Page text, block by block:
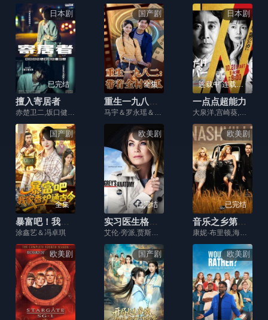
日本剧
已完结
擅入寄居者
赤楚卫二,坂口健太郎,吉川爱,饭丰万理江,佐久间由衣,柳俊太郎,板垣瑞生,田中幸太朗,板尾创路,小西真奈美,松泽匠,三浦诚己,利重刚
国产剧
全集
重生一九八二：带着全村吃瓜
马宇＆罗永瑶＆逗包＆邢贝壳＆温晓尘
日本剧
连载中 连载到9集
一点点超能力
大泉洋,宫崎葵,北村匠海,藤冈靛,冈田将生,高畑淳子,宇野祥平
国产剧
全集
暴富吧！我家香炉通古今
涂鑫艺＆冯卓琪
欧美剧
已完结
实习医生格蕾第十二季
艾伦·旁派,贾斯汀·钱伯斯,钱德拉·威尔森,小詹姆斯·皮肯斯,莎拉·拉米尔兹,凯文·麦克基德,杰西卡·卡普肖,莎拉·德鲁,杰西·威廉姆斯,卡特琳娜·斯柯松,卡米拉·卢丁顿,杰瑞卡·辛顿,凯莉·麦克里里,杰森·乔治,乔伊·劳伦·亚当斯
欧美剧
已完结
音乐之乡第四季
康妮·布里顿,海顿·潘妮蒂尔,查尔斯·伊斯滕,克里斯·卡马克,山姆·帕莱迪奥,乔纳森·杰克逊,克莱尔·鲍温
欧美剧 国产剧 欧美剧